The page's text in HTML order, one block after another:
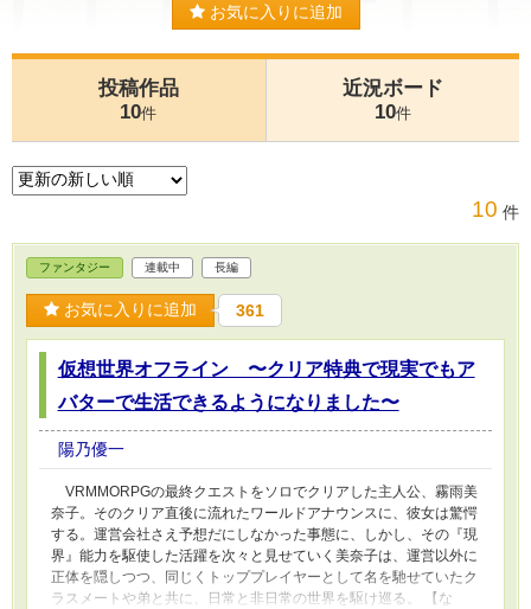
お気に入りに追加
投稿作品
10件
近況ボード
10件
10 件
ファンタジー 連載中 長編
お気に入りに追加 361
仮想世界オフライン 〜クリア特典で現実でもア
バターで生活できるようになりました〜
陽乃優一
VRMMORPGの最終クエストをソロでクリアした主人公、霧雨美
奈子。そのクリア直後に流れたワールドアナウンスに、彼女は驚愕
する。運営会社さえ予想だにしなかった事態に、しかし、その『現
界』能力を駆使した活躍を次々と見せていく美奈子は、運営以外に
正体を隠しつつ、同じくトッププレイヤーとして名を馳せていたク
ラスメートや弟と共に、日常と非日常の世界を駆け巡る。 【な